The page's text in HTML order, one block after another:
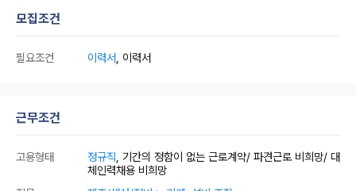
모집조건
필요조건 이력서 , 이력서
근무조건
고용형태 정규직 , 기간의 정함이 없는 근로계약/ 파견근로 비희망/ 대
체인력채용 비희망